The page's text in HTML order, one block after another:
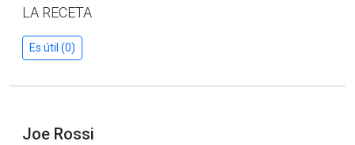
LA RECETA
Es útil (0)
Joe Rossi